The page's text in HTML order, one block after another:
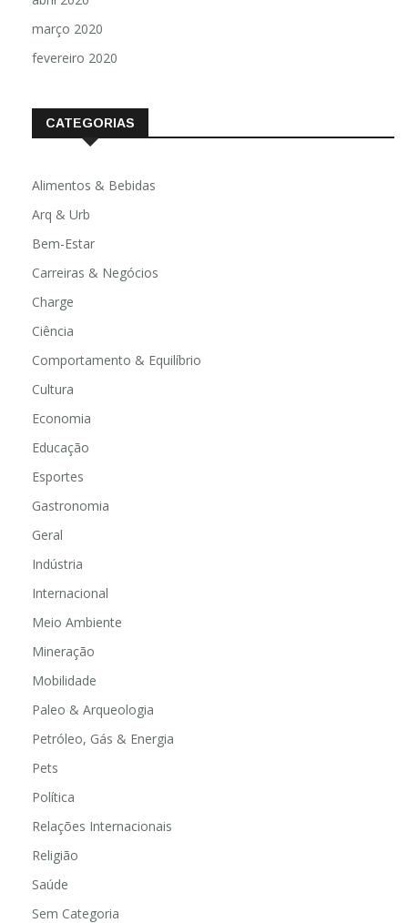
março 2020
fevereiro 2020
CATEGORIAS
Alimentos & Bebidas
Arq & Urb
Bem-Estar
Carreiras & Negócios
Charge
Ciência
Comportamento & Equilíbrio
Cultura
Economia
Educação
Esportes
Gastronomia
Geral
Indústria
Internacional
Meio Ambiente
Mineração
Mobilidade
Paleo & Arqueologia
Petróleo, Gás & Energia
Pets
Política
Relações Internacionais
Religião
Saúde
Sem Categoria